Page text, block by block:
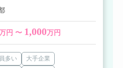
円 〜 1,000万円
多い
大手企業